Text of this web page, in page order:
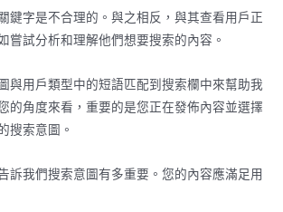
鍵字是不合理的。與之相反，與其查看用戶正
嘗試分析和理解他們想要搜索的內容。
與用戶類型中的短語匹配到搜索欄中來幫助我
的角度來看，重要的是您正在發佈內容並選擇
搜索意圖。
訴我們搜索意圖有多重要。您的內容應滿足用